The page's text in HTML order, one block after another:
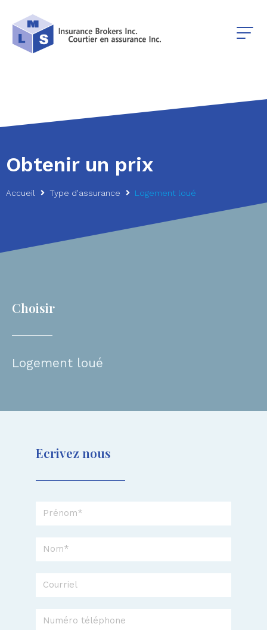
Obtenir un prix
Accueil Type d'assurance Logement loué
Choisir
Logement loué
Ecrivez nous